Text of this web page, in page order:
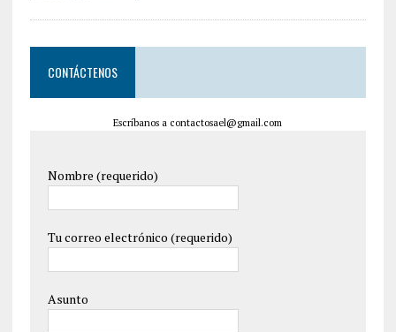
CONTÁCTENOS
Escríbanos a contactosael@gmail.com
Nombre (requerido)
Tu correo electrónico (requerido)
Asunto